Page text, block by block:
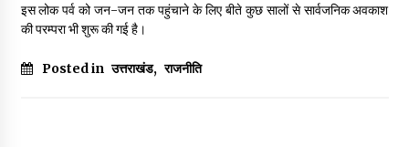
May 10, 2022
इस लोक पर्व को जन-जन तक पहुंचाने के लिए बीते कुछ सालों से सार्वजनिक अवकाश
की परम्परा भी शुरू की गई है।
Posted in उत्तराखंड, राजनीति